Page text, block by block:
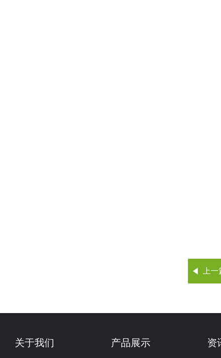
上
关于我们 产品展示 资